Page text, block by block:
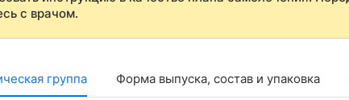
с врачом.
группа Форма выпуска, состав и упаковка